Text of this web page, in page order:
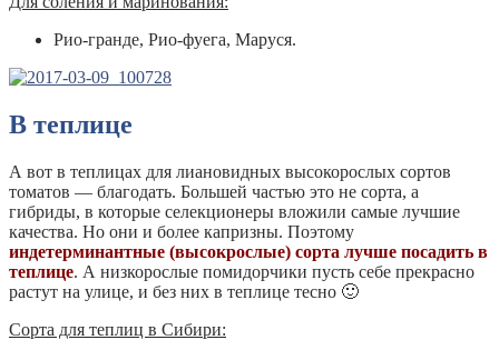
Рио-гранде, Рио-фуега, Маруся.
В теплице
А вот в теплицах для лиановидных высокорослых сортов
томатов — благодать. Большей частью это не сорта, а
гибриды, в которые селекционеры вложили самые лучшие
качества. Но они и более капризны. Поэтому
индетерминантные (высокрослые) сорта лучше посадить в
теплице. А низкорослые помидорчики пусть себе прекрасно
растут на улице, и без них в теплице тесно 🙂
Сорта для теплиц в Сибири: